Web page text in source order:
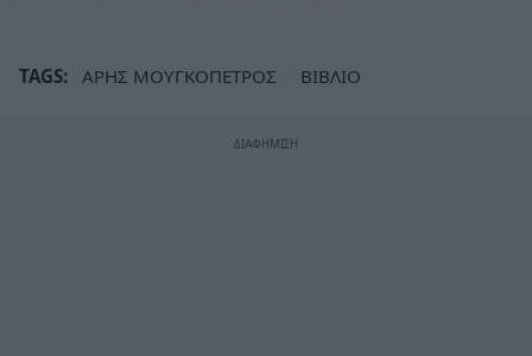
TAGS: ΑΡΗΣ ΜΟΥΓΚΟΠΕΤΡΟΣ ΒΙΒΛΙΟ